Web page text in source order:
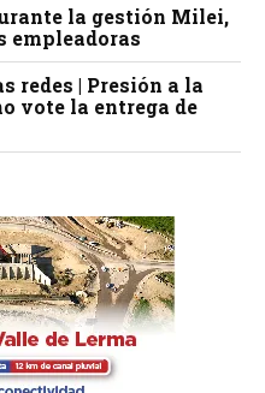
la gestión Milei,
empleadoras
redes | Presión a la
vote la entrega de